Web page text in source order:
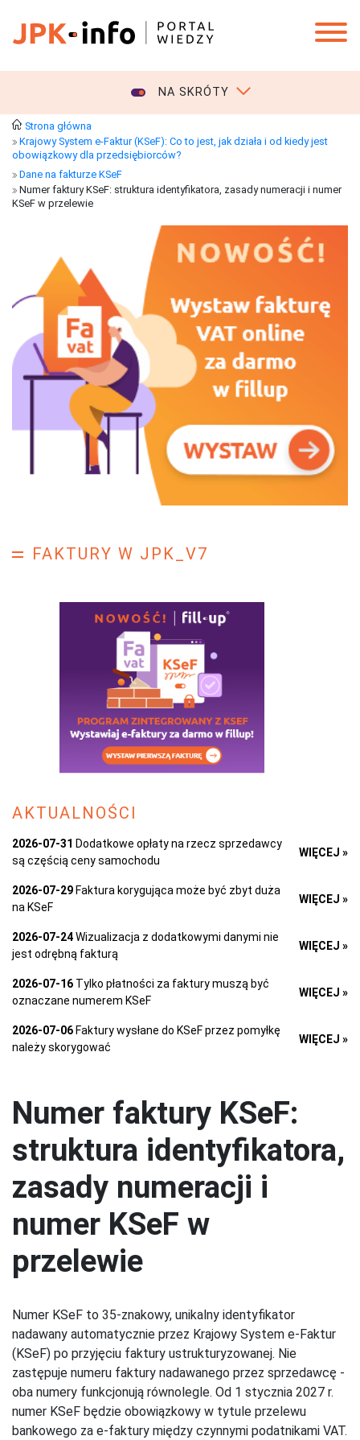
NA SKRÓTY
Strona główna
Krajowy System e-Faktur (KSeF): Co to jest, jak działa i od kiedy jest
obowiązkowy dla przedsiębiorców?
Dane na fakturze KSeF
Numer faktury KSeF: struktura identyfikatora, zasady numeracji i numer
KSeF w przelewie
FAKTURY W JPK_V7
AKTUALNOŚCI
2026-07-31 Dodatkowe opłaty na rzecz sprzedawcy
są częścią ceny samochodu
WIĘCEJ »
2026-07-29 Faktura korygująca może być zbyt duża
na KSeF
WIĘCEJ »
2026-07-24Wizualizacja z dodatkowymi danymi nie
jest odrębną fakturą
WIĘCEJ »
2026-07-16 Tylko płatności za faktury muszą być
oznaczane numerem KSeF
WIĘCEJ »
2026-07-06 Faktury wysłane do KSeF przez pomyłkę
należy skorygować
WIĘCEJ »
Numer faktury KSeF:
struktura identyfikatora,
zasady numeracji i
numer KSeF w
przelewie
Numer KSeF to 35-znakowy, unikalny identyfikator
nadawany automatycznie przez Krajowy System e-Faktur
(KSeF) po przyjęciu faktury ustrukturyzowanej. Nie
zastępuje numeru faktury nadawanego przez sprzedawcę -
oba numery funkcjonują równolegle. Od 1 stycznia 2027 r.
numer KSeF będzie obowiązkowy w tytule przelewu
bankowego za e-faktury między czynnymi podatnikami VAT.